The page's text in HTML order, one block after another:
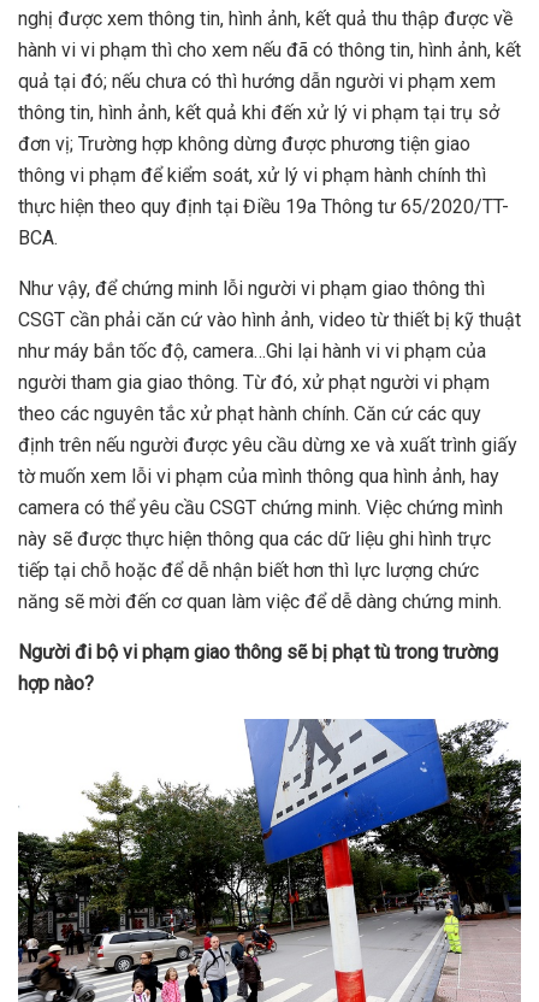
nghị được xem thông tin, hình ảnh, kết quả thu thập được về
hành vi vi phạm thì cho xem nếu đã có thông tin, hình ảnh, kết
quả tại đó; nếu chưa có thì hướng dẫn người vi phạm xem
thông tin, hình ảnh, kết quả khi đến xử lý vi phạm tại trụ sở
đơn vị; Trường hợp không dừng được phương tiện giao
thông vi phạm để kiểm soát, xử lý vi phạm hành chính thì
thực hiện theo quy định tại Điều 19a Thông tư 65/2020/TT-
BCA.
Như vậy, để chứng minh lỗi người vi phạm giao thông thì
CSGT cần phải căn cứ vào hình ảnh, video từ thiết bị kỹ thuật
như máy bắn tốc độ, camera…Ghi lại hành vi vi phạm của
người tham gia giao thông. Từ đó, xử phạt người vi phạm
theo các nguyên tắc xử phạt hành chính. Căn cứ các quy
định trên nếu người được yêu cầu dừng xe và xuất trình giấy
tờ muốn xem lỗi vi phạm của mình thông qua hình ảnh, hay
camera có thể yêu cầu CSGT chứng minh. Việc chứng mình
này sẽ được thực hiện thông qua các dữ liệu ghi hình trực
tiếp tại chỗ hoặc để dễ nhận biết hơn thì lực lượng chức
năng sẽ mời đến cơ quan làm việc để dễ dàng chứng minh.
Người đi bộ vi phạm giao thông sẽ bị phạt tù trong trường
hợp nào?